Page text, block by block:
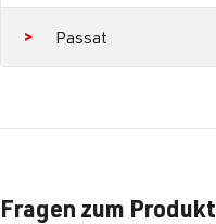
Passat
Fragen zum Produkt